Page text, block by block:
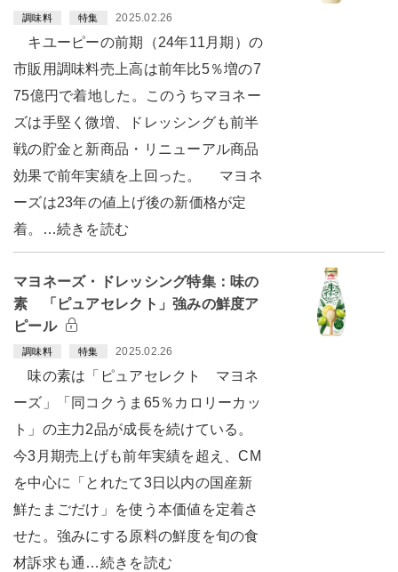
調味料 特集 2025.02.26
キユーピーの前期（24年11月期）の
市販用調味料売上高は前年比5％増の7
75億円で着地した。このうちマヨネー
ズは手堅く微増、ドレッシングも前半
戦の貯金と新商品・リニューアル商品
効果で前年実績を上回った。 マヨネ
ーズは23年の値上げ後の新価格が定
着。…続きを読む
マヨネーズ・ドレッシング特集：味の
素 「ピュアセレクト」強みの鮮度ア
ピール
調味料 特集 2025.02.26
味の素は「ピュアセレクト マヨネ
ーズ」「同コクうま65％カロリーカッ
ト」の主力2品が成長を続けている。
今3月期売上げも前年実績を超え、CM
を中心に「とれたて3日以内の国産新
鮮たまごだけ」を使う本価値を定着さ
せた。強みにする原料の鮮度を旬の食
材訴求も通…続きを読む